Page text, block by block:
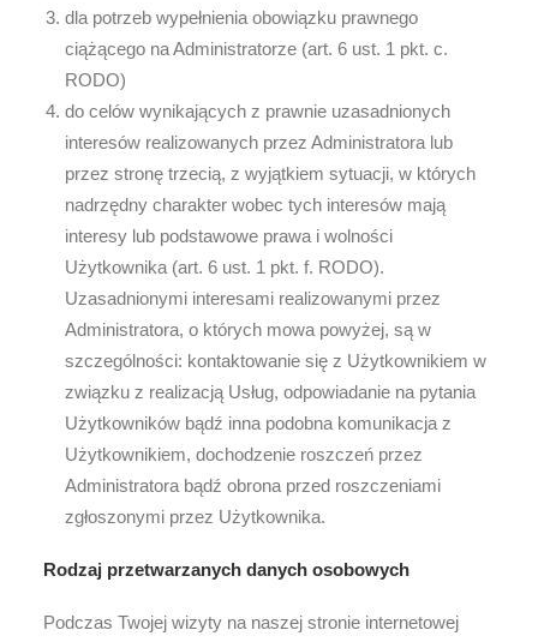
dla potrzeb wypełnienia obowiązku prawnego
ciążącego na Administratorze (art. 6 ust. 1 pkt. c.
RODO)
do celów wynikających z prawnie uzasadnionych
interesów realizowanych przez Administratora lub
przez stronę trzecią, z wyjątkiem sytuacji, w których
nadrzędny charakter wobec tych interesów mają
interesy lub podstawowe prawa i wolności
Użytkownika (art. 6 ust. 1 pkt. f. RODO).
Uzasadnionymi interesami realizowanymi przez
Administratora, o których mowa powyżej, są w
szczególności: kontaktowanie się z Użytkownikiem w
związku z realizacją Usług, odpowiadanie na pytania
Użytkowników bądź inna podobna komunikacja z
Użytkownikiem, dochodzenie roszczeń przez
Administratora bądź obrona przed roszczeniami
zgłoszonymi przez Użytkownika.
Rodzaj przetwarzanych danych osobowych
Podczas Twojej wizyty na naszej stronie internetowej